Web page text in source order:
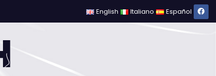
English Italiano Español